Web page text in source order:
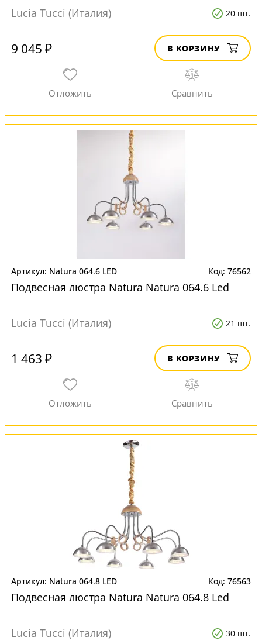
Lucia Tucci (Италия)
20 шт.
9 045 ₽ В КОРЗИНУ
Natura 064.6 LED 76562
Подвесная люстра Natura Natura 064.6 Led
Lucia Tucci (Италия) 21 шт.
1 463 ₽ В КОРЗИНУ
Natura 064.8 LED 76563
Подвесная люстра Natura Natura 064.8 Led
Lucia Tucci (Италия) 30 шт.